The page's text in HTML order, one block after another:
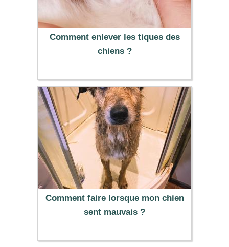
Comment enlever les tiques des
chiens ?
Comment faire lorsque mon chien
sent mauvais ?